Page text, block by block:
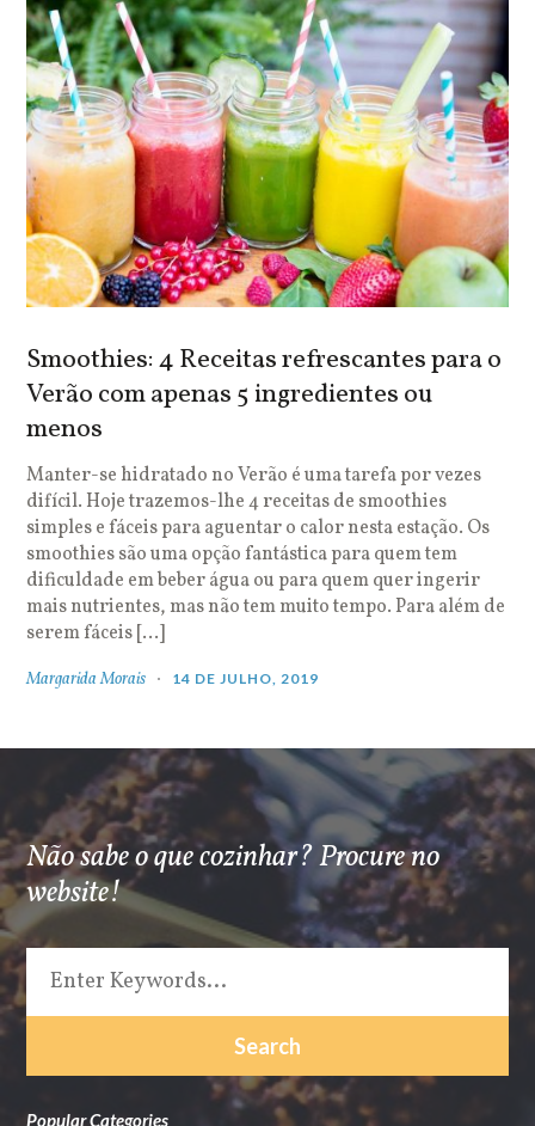
Smoothies: 4 Receitas refrescantes para o
Verão com apenas 5 ingredientes ou
menos
Manter-se hidratado no Verão é uma tarefa por vezes
difícil. Hoje trazemos-lhe 4 receitas de smoothies
simples e fáceis para aguentar o calor nesta estação. Os
smoothies são uma opção fantástica para quem tem
dificuldade em beber água ou para quem quer ingerir
mais nutrientes, mas não tem muito tempo. Para além de
serem fáceis […]
Margarida Morais 14 DE JULHO, 2019
Não sabe o que cozinhar? Procure no
website!
Popular Categories